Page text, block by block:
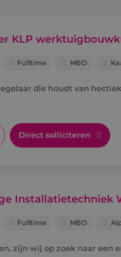
KLP
Fulltime MBO
die houdt van
Direct solliciteren
Installatietechniek
Fulltime MBO
zijn wij op zoek naar een